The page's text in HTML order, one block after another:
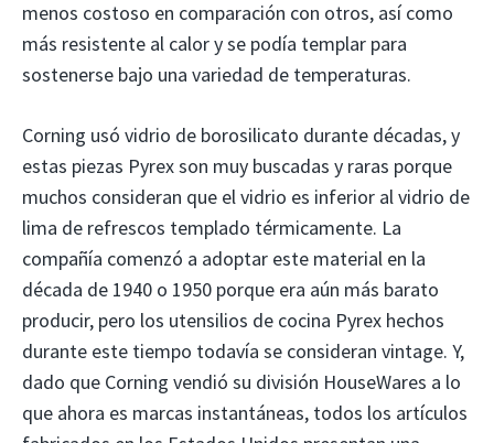
menos costoso en comparación con otros, así como
más resistente al calor y se podía templar para
sostenerse bajo una variedad de temperaturas.
Corning usó vidrio de borosilicato durante décadas, y
estas piezas Pyrex son muy buscadas y raras porque
muchos consideran que el vidrio es inferior al vidrio de
lima de refrescos templado térmicamente. La
compañía comenzó a adoptar este material en la
década de 1940 o 1950 porque era aún más barato
producir, pero los utensilios de cocina Pyrex hechos
durante este tiempo todavía se consideran vintage. Y,
dado que Corning vendió su división HouseWares a lo
que ahora es marcas instantáneas, todos los artículos